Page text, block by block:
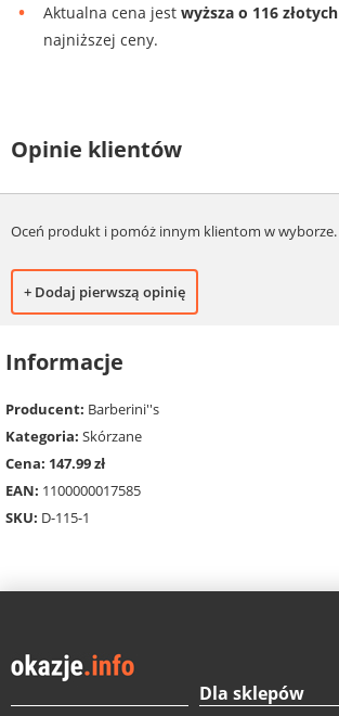
Aktualna cena jest wyższa o 116 złotych
najniższej ceny.
Opinie klientów
Oceń produkt i pomóż innym klientom w wyborze.
+ Dodaj pierwszą opinię
Informacje
Producent: Barberini''s
Kategoria: Skórzane
Cena: 147.99 zł
EAN: 1100000017585
SKU: D-115-1
Dla sklepów